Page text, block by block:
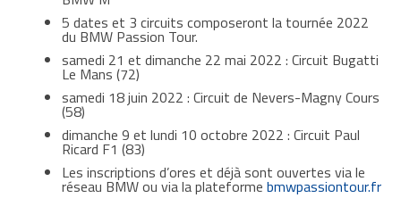
5 dates et 3 circuits composeront la tournée 2022
du BMW Passion Tour.
samedi 21 et dimanche 22 mai 2022 : Circuit Bugatti
Le Mans (72)
samedi 18 juin 2022 : Circuit de Nevers-Magny Cours
(58)
dimanche 9 et lundi 10 octobre 2022 : Circuit Paul
Ricard F1 (83)
Les inscriptions d’ores et déjà sont ouvertes via le
réseau BMW ou via la plateforme bmwpassiontour.fr